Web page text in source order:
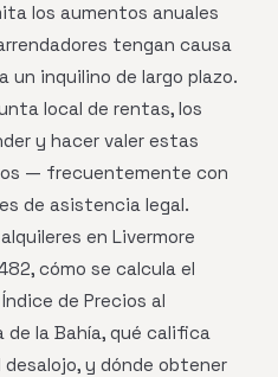
los aumentos anuales
tengan causa
un inquilino de largo plazo.
local de rentas, los
y hacer valer estas
— frecuentemente con
de asistencia legal.
en Livermore
cómo se calcula el
de Precios al
de la Bahía, qué califica
y dónde obtener